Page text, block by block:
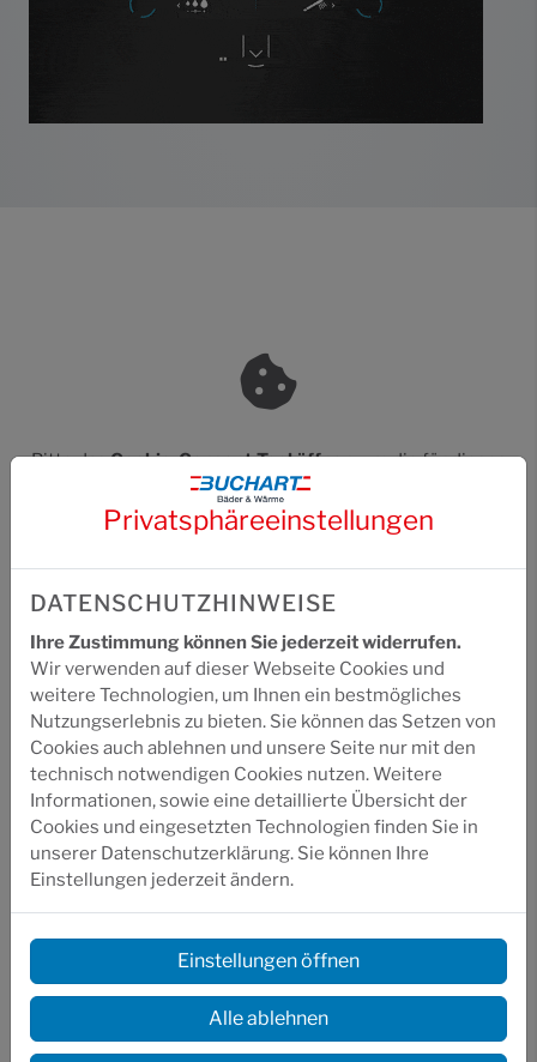
Bitte dasCookie-Consent-Tool öffnen, um die für dieses
Element notwendigen Cookies zu akzeptieren.
DEINE CLEVEREN VIGOUR SMART
VORTEILE
Wie für Dich gemacht:10 Profile über die
kostenlose Web-App speicherbar
Einfach smart:Mit dem Präsenz-Bewegungssensor
bis zu 50 % Wasser sparen
Easy bedienbar:Auch mit seifigen Händen über die
taktilen Tasten einstellbar
Einfache Montage:Komplett vorbereitete
Unterputzlösung blitzschnell installiert
Highlights
Privatsphäre­einstellungen
DATENSCHUTZHINWEISE
Ihre Zustimmung können Sie jederzeit widerrufen.
Wir verwenden auf dieser Webseite Cookies und
weitere Technologien, um Ihnen ein bestmögliches
Nutzungserlebnis zu bieten. Sie können das Setzen von
Cookies auch ablehnen und unsere Seite nur mit den
technisch notwendigen Cookies nutzen. Weitere
Informationen, sowie eine detaillierte Übersicht der
Cookies und eingesetzten Technologien finden Sie in
unserer Datenschutzerklärung. Sie können Ihre
Einstellungen jederzeit ändern.
Einstellungen öffnen
Alle ablehnen